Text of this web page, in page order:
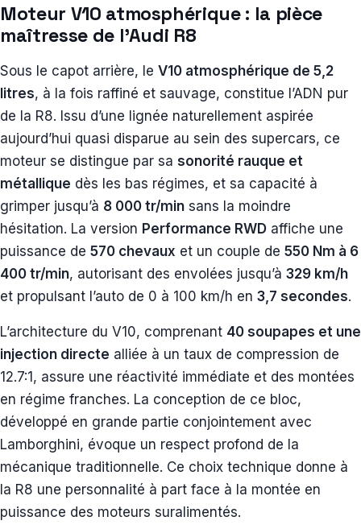
Moteur V10 atmosphérique : la pièce
maîtresse de l’Audi R8
Sous le capot arrière, le V10 atmosphérique de 5,2
litres, à la fois raffiné et sauvage, constitue l’ADN pur
de la R8. Issu d’une lignée naturellement aspirée
aujourd’hui quasi disparue au sein des supercars, ce
moteur se distingue par sa sonorité rauque et
métallique dès les bas régimes, et sa capacité à
grimper jusqu’à 8 000 tr/min sans la moindre
hésitation. La version Performance RWD affiche une
puissance de 570 chevaux et un couple de 550 Nm à 6
400 tr/min, autorisant des envolées jusqu’à 329 km/h
et propulsant l’auto de 0 à 100 km/h en 3,7 secondes.
L’architecture du V10, comprenant 40 soupapes et une
injection directe alliée à un taux de compression de
12.7:1, assure une réactivité immédiate et des montées
en régime franches. La conception de ce bloc,
développé en grande partie conjointement avec
Lamborghini, évoque un respect profond de la
mécanique traditionnelle. Ce choix technique donne à
la R8 une personnalité à part face à la montée en
puissance des moteurs suralimentés.